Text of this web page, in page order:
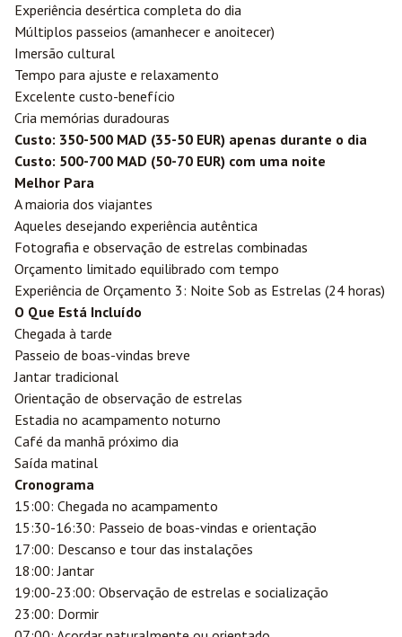
Experiência desértica completa do dia
Múltiplos passeios (amanhecer e anoitecer)
Imersão cultural
Tempo para ajuste e relaxamento
Excelente custo-benefício
Cria memórias duradouras
Custo: 350-500 MAD (35-50 EUR) apenas durante o dia
Custo: 500-700 MAD (50-70 EUR) com uma noite
Melhor Para
A maioria dos viajantes
Aqueles desejando experiência autêntica
Fotografia e observação de estrelas combinadas
Orçamento limitado equilibrado com tempo
Experiência de Orçamento 3: Noite Sob as Estrelas (24 horas)
O Que Está Incluído
Chegada à tarde
Passeio de boas-vindas breve
Jantar tradicional
Orientação de observação de estrelas
Estadia no acampamento noturno
Café da manhã próximo dia
Saída matinal
Cronograma
15:00: Chegada no acampamento
15:30-16:30: Passeio de boas-vindas e orientação
17:00: Descanso e tour das instalações
18:00: Jantar
19:00-23:00: Observação de estrelas e socialização
23:00: Dormir